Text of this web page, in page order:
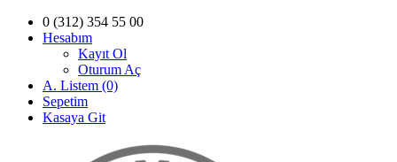
0 (312) 354 55 00
Hesabım
Kayıt Ol
Oturum Aç
A. Listem (0)
Sepetim
Kasaya Git